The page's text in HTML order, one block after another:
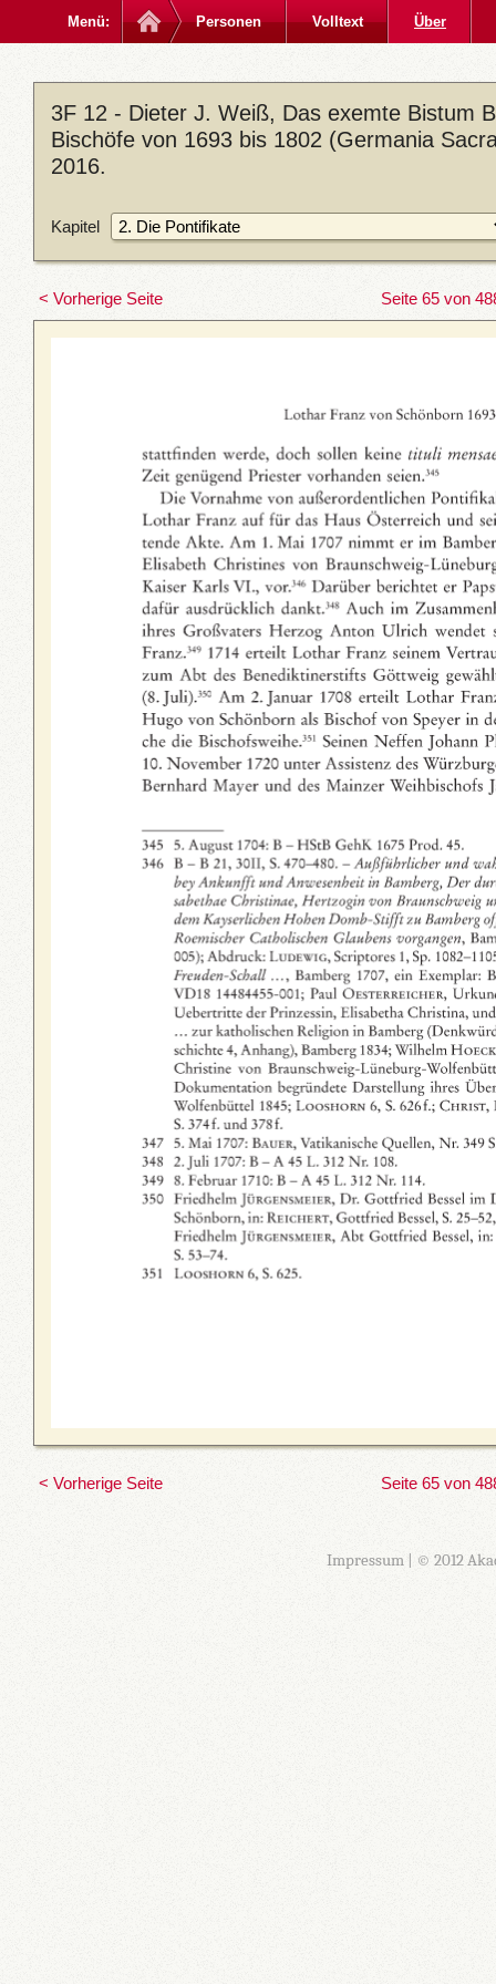
Menü: Personen Volltext Über
3F 12 - Dieter J. Weiß, Das exemte Bistum
Bischöfe von 1693 bis 1802 (Germania
2016.
Kapitel
< Vorherige Seite Seite 65 von
< Vorherige Seite Seite 65 von
Impressum| © 2012